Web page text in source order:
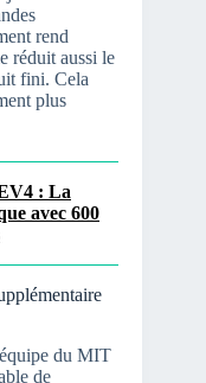
rend
réduit aussi le
fini. Cela
plus
: La
avec 600
du MIT
de